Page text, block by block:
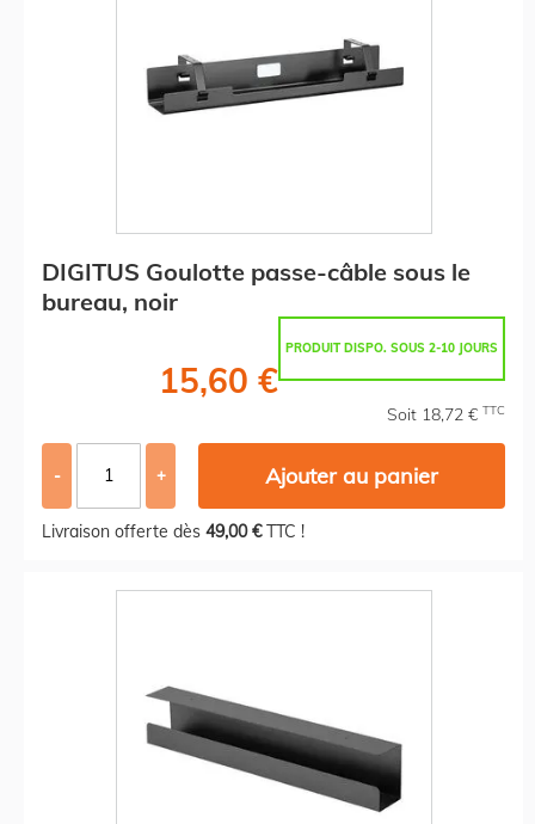
DIGITUS Goulotte passe-câble sous le
bureau, noir
PRODUIT DISPO. SOUS 2-10 JOURS
15,60 €
Soit 18,72 € TTC
- + Ajouter au panier
Livraison offerte dès 49,00 €TTC !